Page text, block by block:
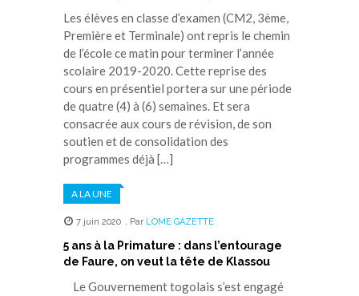
Les élèves en classe d’examen (CM2, 3ème,
Première et Terminale) ont repris le chemin
de l’école ce matin pour terminer l’année
scolaire 2019-2020. Cette reprise des
cours en présentiel portera sur une période
de quatre (4) à (6) semaines. Et sera
consacrée aux cours de révision, de son
soutien et de consolidation des
programmes déjà […]
A LA UNE
7 juin 2020 , Par LOME GAZETTE
5 ans à la Primature : dans l’entourage
de Faure, on veut la tête de Klassou
Le Gouvernement togolais s’est engagé